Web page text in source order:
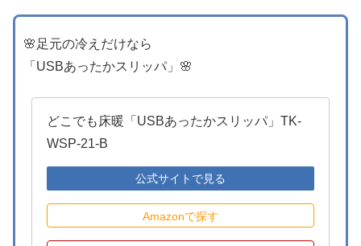
🌸足元の冷えだけなら
「USBあったかスリッパ」🌸
どこでも床暖「USBあったかスリッパ」TK-
WSP-21-B
公式サイトで見る
Amazonで探す